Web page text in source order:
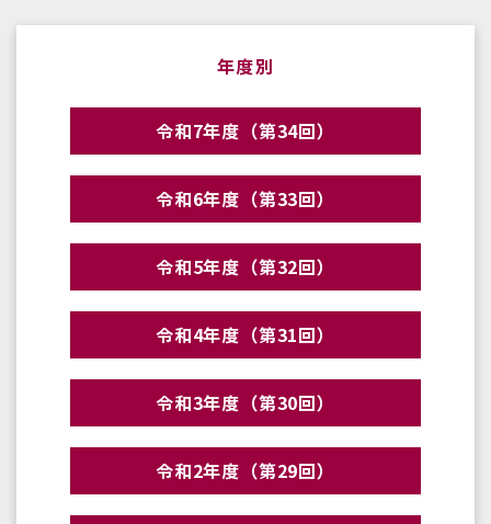
年度別
令和7年度（第34回）
令和6年度（第33回）
令和5年度（第32回）
令和4年度（第31回）
令和3年度（第30回）
令和2年度（第29回）